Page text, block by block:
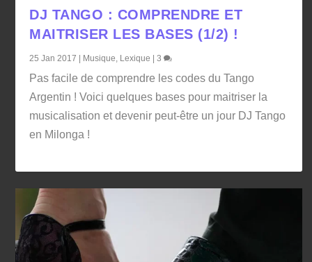
DJ TANGO : COMPRENDRE ET
MAITRISER LES BASES (1/2) !
25 Jan 2017 | Musique, Lexique |3
Pas facile de comprendre les codes du Tango
Argentin ! Voici quelques bases pour maitriser la
musicalisation et devenir peut-être un jour DJ Tango
en Milonga !